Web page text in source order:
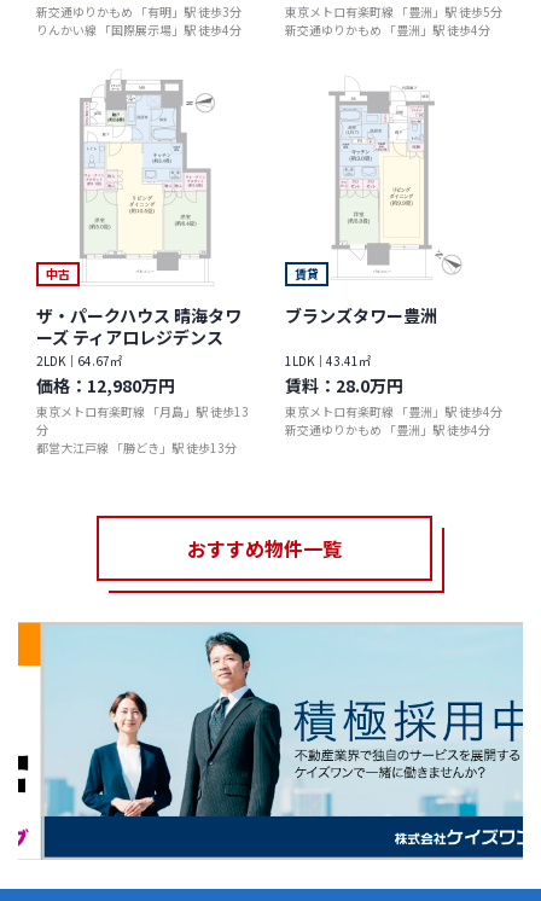
新交通ゆりかもめ 「有明」駅 徒歩3分
りんかい線 「国際展示場」駅 徒歩4分
東京メトロ有楽町線 「豊洲」駅 徒歩5分
新交通ゆりかもめ 「豊洲」駅 徒歩4分
中古
ザ・パークハウス 晴海タワ
ーズ ティアロレジデンス
2LDK｜64.67㎡
価格： 12,980万円
東京メトロ有楽町線 「月島」駅 徒歩13
分
都営大江戸線 「勝どき」駅 徒歩13分
賃貸
ブランズタワー豊洲
1LDK｜43.41㎡
賃料： 28.0万円
東京メトロ有楽町線 「豊洲」駅 徒歩4分
新交通ゆりかもめ 「豊洲」駅 徒歩4分
おすすめ物件一覧